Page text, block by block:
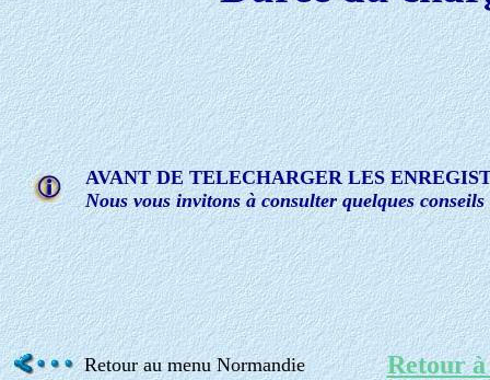
AVANT DE TELECHARGER LES
Nous vous invitons à consulter quelques conseils
Retour au menu Normandie Retour